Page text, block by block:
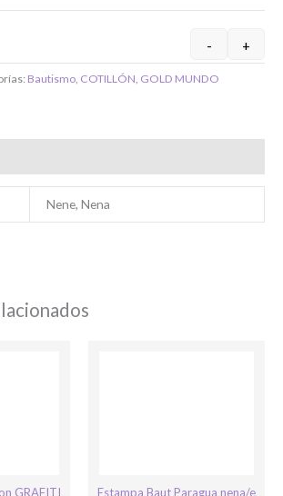
- +
Bautismo, COTILLÓN, GOLD MUNDO
Nene, Nena
GRAFITI
Estampa Baut Paragua nena/e